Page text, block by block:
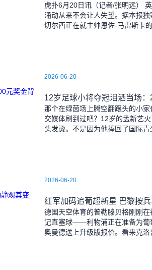
虎扑6月20日讯（记者/张明远）
涌动从来不会让人失望。据本报独
切尔西正在就主帅恩佐-马雷斯卡的
2026-06-20
那个在绿茵场上腾空翻跟头的小
交媒体刷到过吧？12岁的孟新艺
头发烫。不是因为他捧回了国际青
2026-06-20
红军加码追葡超新星 巴黎按
德国天空体育的普勒滕贝格刚刚
记直塞球——利物浦正在准备为葡
奥曼德送上升级版报价。看来克洛